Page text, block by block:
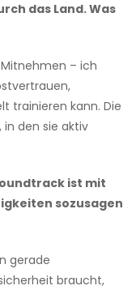
das Land. Was
– ich
trainieren kann. Die
den sie aktiv
ist mit
sozusagen
gerade
braucht,